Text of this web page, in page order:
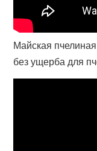
Майская
без ущерба для